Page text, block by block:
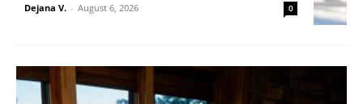
Dejana V. - August 6, 2026 0